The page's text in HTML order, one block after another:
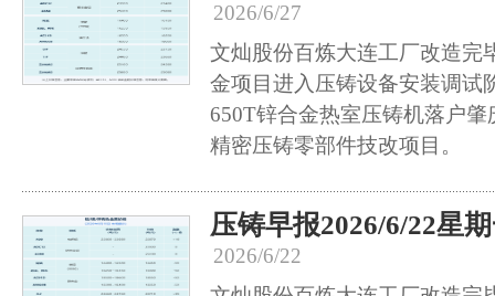
2026/6/27
文灿股份百炼大连工厂改造完
金项目进入压铸设备安装调试
650T锌合金热室压铸机落户
精密压铸零部件技改项目。
压铸早报2026/6/22星
2026/6/22